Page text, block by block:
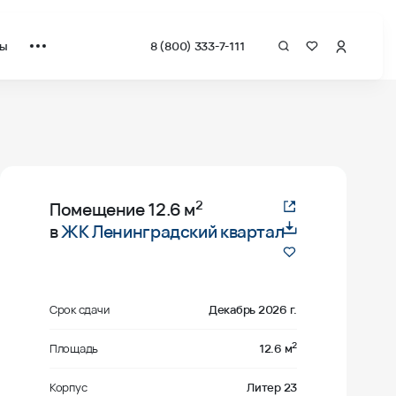
8 (800) 333-7-111
Помещение12.6 м2
вЖК Ленинградский квартал
Срок сдачи Декабрь 2026 г.
Площадь 12.6 м2
Корпус Литер 23